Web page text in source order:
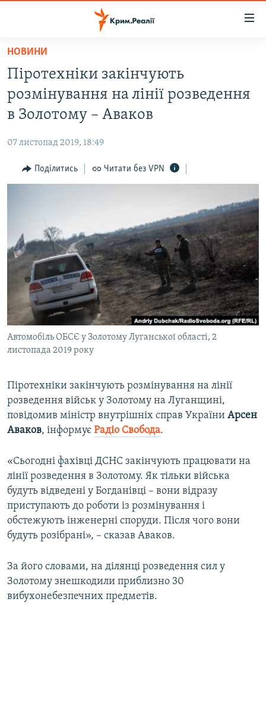
Перейти
основного
матеріалу
Перейти
до
основної
Перейти
до
ВОДА.КРИМ
ВІДЕО ТА ФОТО
БЛОГИ
ПОГЛЯД
СПЕЦПРОЕКТИ
ДЕПОРТАЦІЯ
ВІДЕОУРОКИ «ELIFBE»
СВІДЧЕННЯ ОКУПАЦІЇ
УКРАЇНСЬКА ПРОБЛЕМА КРИМУ
ІНФОГРАФІКА
ЯК ОБІЙТИ БЛОКУВАННЯ
Русский
Qırımtatar
ДОЛУЧАЙСЯ!
Усі сайти RFE/RL
НОВИНИ
Піротехніки закінчують
розмінування на лінії розведення
в Золотому – Аваков
07 листопад 2019, 18:49
Поділитись Читати без VPN
Автомобіль ОБСЄ у Золотому Луганської області, 2
листопада 2019 року
Піротехніки закінчують розмінування на лінії
розведення військ у Золотому на Луганщині,
повідомив міністр внутрішніх справ України Арсен
Аваков, інформує Радіо Свобода.​
«Сьогодні фахівці ДСНС закінчують працювати на
лінії розведення в Золотому. Як тільки війська
будуть відведені у Богданівці – вони відразу
приступають до роботи із розмінування і
обстежують інженерні споруди. Після чого вони
будуть розібрані», – сказав Аваков.
За його словами, на ділянці розведення сил у
Золотому знешкодили приблизно 30
вибухонебезпечних предметів.